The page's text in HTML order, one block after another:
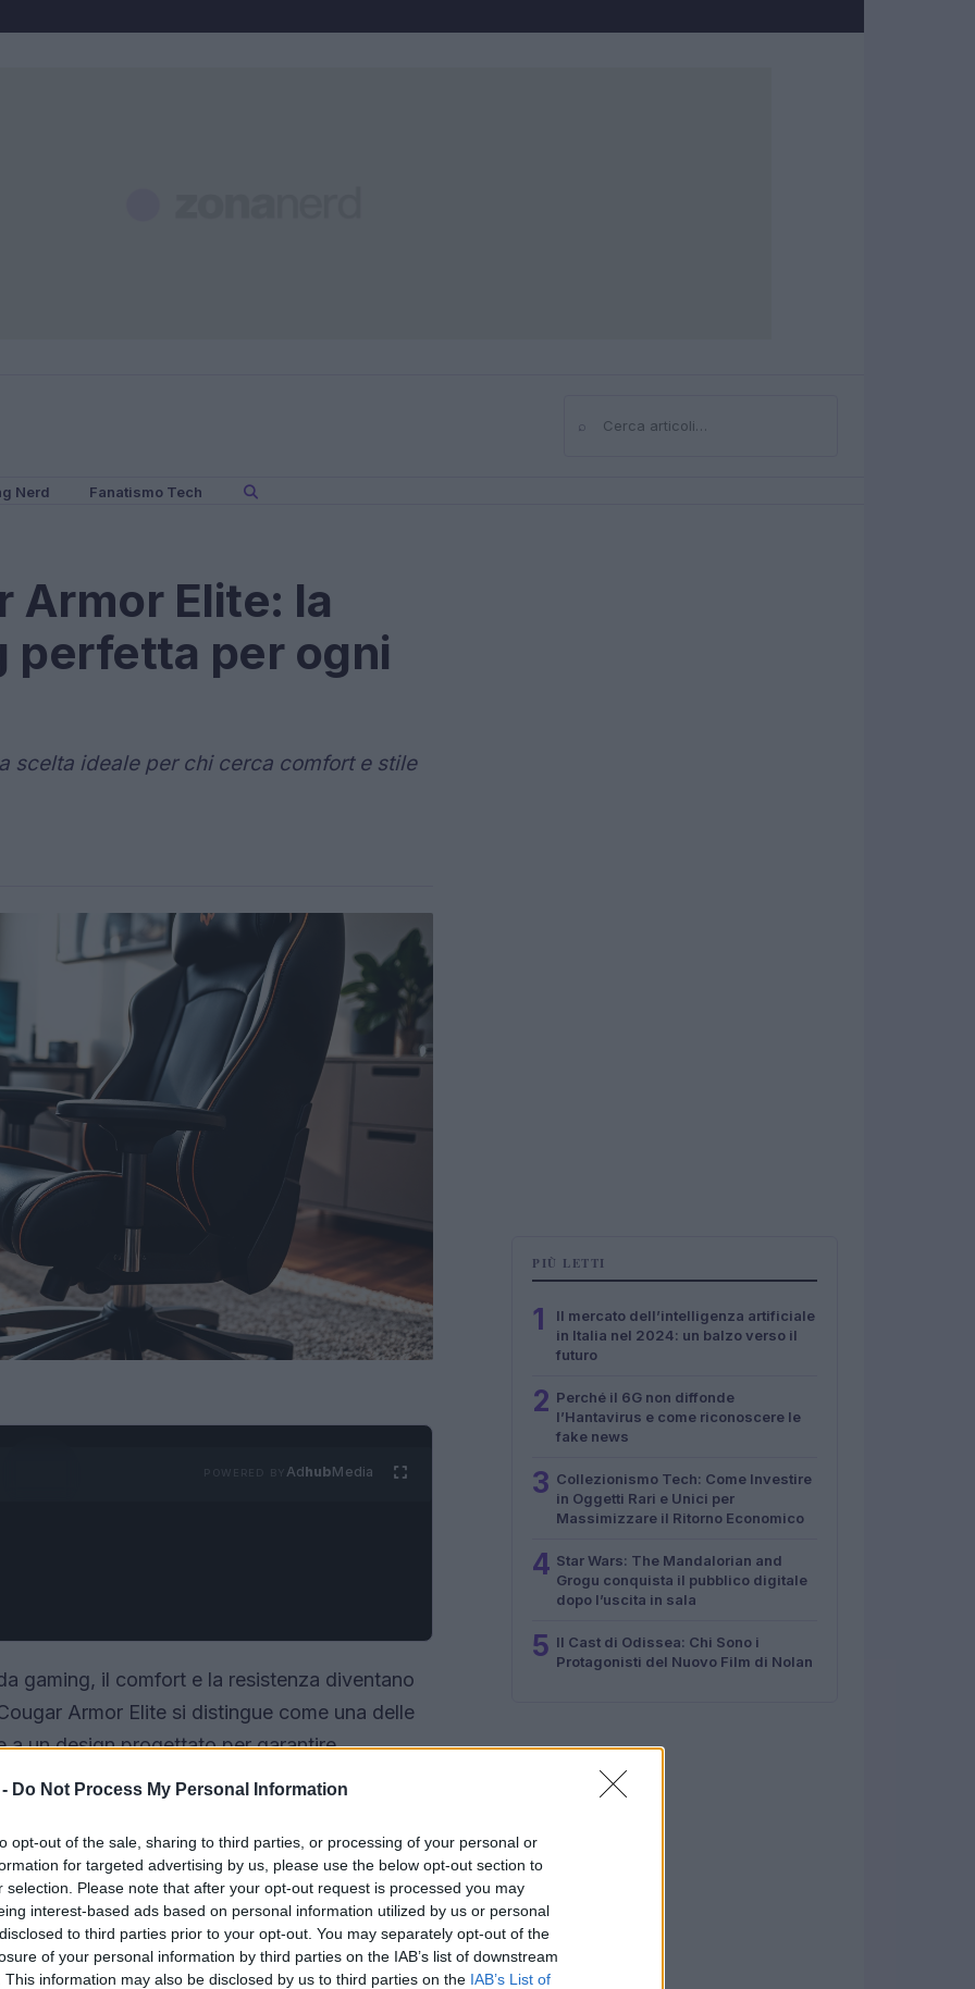
Do Not Process My Personal Information
opt-out of the sale, sharing to third parties, or processing of your personal or
for targeted advertising by us, please use the below opt-out section to
selection. Please note that after your opt-out request is processed you may
interest-based ads based on personal information utilized by us or personal
to third parties prior to your opt-out. You may separately opt-out of the
of your personal information by third parties on the IAB’s list of downstream
This information may also be disclosed by us to third parties on the IAB’s List of
⌕Cerca
Nerd Fanatismo Tech
Armor Elite: la
perfetta per ogni
scelta ideale per chi cerca comfort e stile
AdhubMedia
gaming, il comfort e la resistenza diventano
Armor Elite si distingue come una delle
a un design progettato per garantire
sia impegnato in lunghe sessioni di gioco o nel
supportare ogni necessità con stile e
PIÙ LETTI
1
Il mercato dell’intelligenza artificiale
in Italia nel 2024: un balzo verso il
futuro
2 Perché il 6G non diffonde
l’Hantavirus e come riconoscere le
fake news
3 Collezionismo Tech: Come Investire
in Oggetti Rari e Unici per
Massimizzare il Ritorno Economico
4 Star Wars: The Mandalorian and
Grogu conquista il pubblico digitale
dopo l’uscita in sala
5 Il Cast di Odissea: Chi Sono i
Protagonisti del Nuovo Film di Nolan